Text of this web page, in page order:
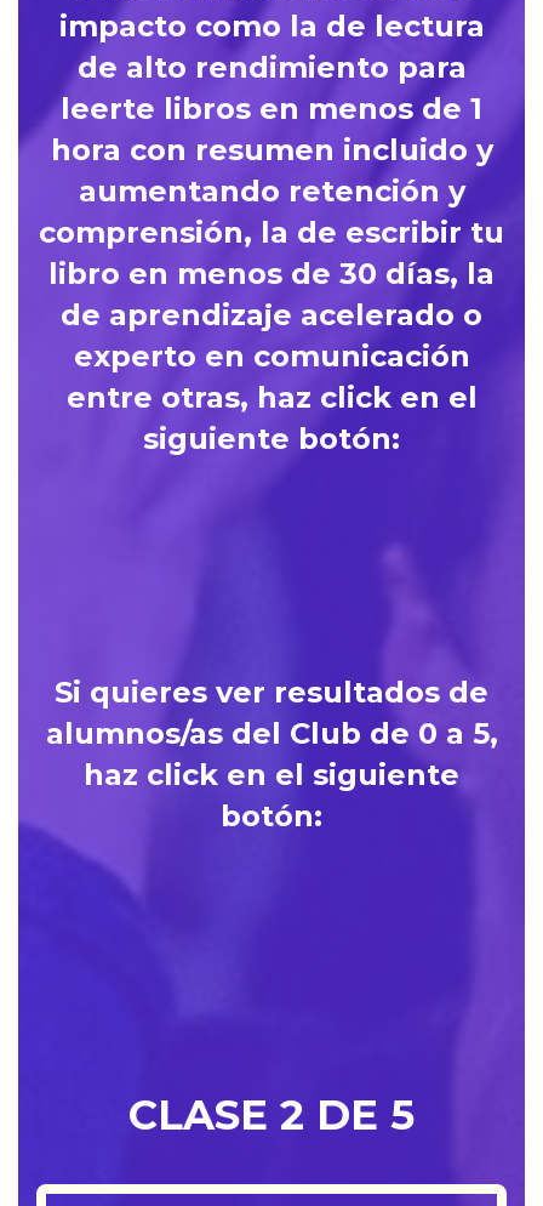
impacto como la de lectura
de alto rendimiento para
leerte libros en menos de 1
hora con resumen incluido y
aumentando retención y
comprensión, la de escribir tu
libro en menos de 30 días, la
de aprendizaje acelerado o
experto en comunicación
entre otras, haz click en el
siguiente botón:
Si quieres ver resultados de
alumnos/as del Club de 0 a 5,
haz click en el siguiente
botón:
CLASE 2 DE 5